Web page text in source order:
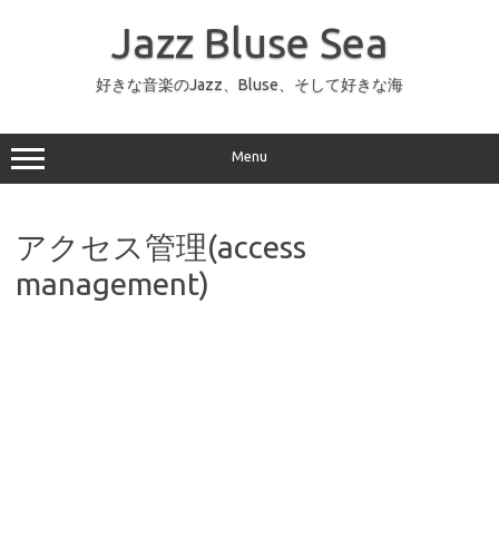
ッ
プ
Jazz Bluse Sea
好きな音楽のJazz、Bluse、そして好きな海
Menu
アクセス管理(access
management)